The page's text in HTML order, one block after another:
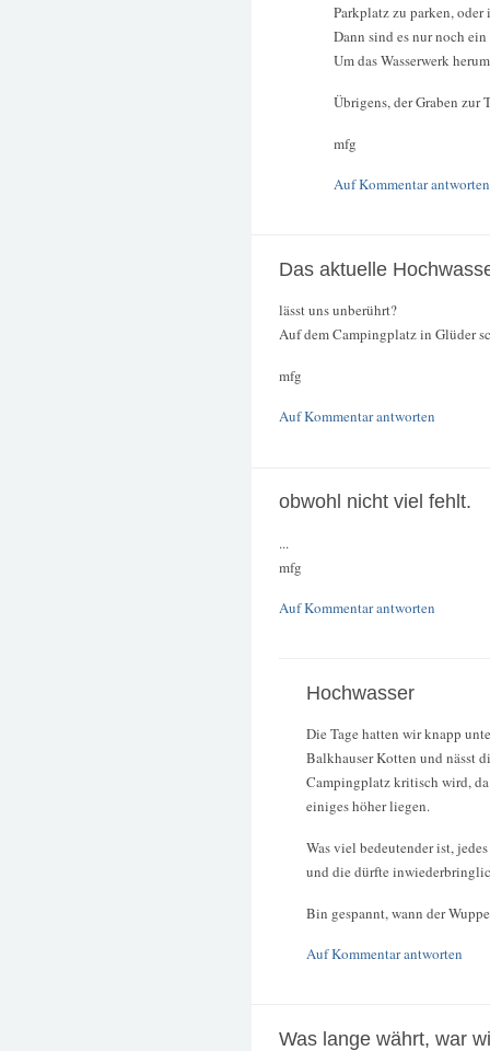
Parkplatz zu parken,
Dann sind es nur noch ein
Um das Wasserwerk
Übrigens, der Graben zur
mfg
Auf Kommentar antworten
Das aktuelle
lässt uns unberührt?
Auf dem Campingplatz in Glüder
mfg
Auf Kommentar antworten
obwohl nicht viel fehlt.
...
mfg
Auf Kommentar antworten
Hochwasser
Die Tage hatten wir knapp
Balkhauser Kotten und nässt
Campingplatz kritisch wird,
einiges höher liegen.
Was viel bedeutender ist,
und die dürfte
Bin gespannt, wann der
Auf Kommentar antworten
Was lange währt, war